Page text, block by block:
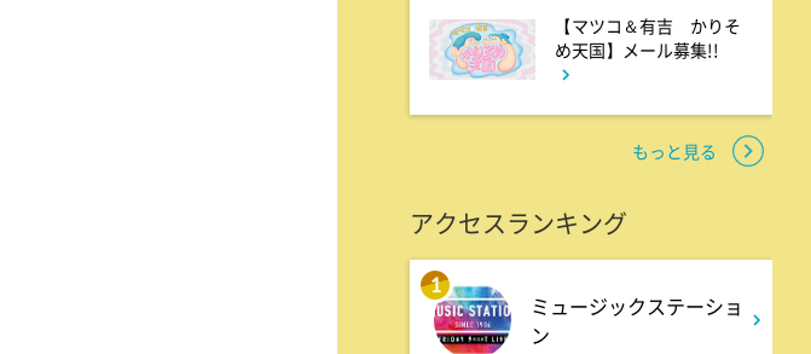
ドラえもん 【ウラメシズキ
ン】ほか
よる 6:00
人生の楽園 夏の1時間!ふるさ
と大好きスペシャル
【マツコ＆有吉 かりそ
め天国】メール募集!!
もっと見る
アクセスランキング
1
ミュージックステーショ
ン